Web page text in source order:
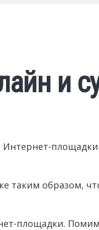
и
площадки
таким образом,
площадки.